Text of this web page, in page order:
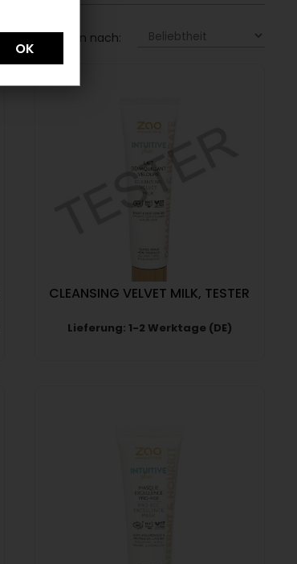
Sortieren nach:
CLEANSING VELVET MILK, TESTER
Lieferung: 1-2 Werktage (DE)